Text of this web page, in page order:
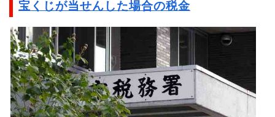
宝くじが当せんした場合の税金